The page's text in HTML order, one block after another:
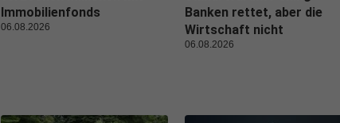
Immobilienfonds
06.08.2026
Banken rettet, aber die
Wirtschaft nicht
06.08.2026